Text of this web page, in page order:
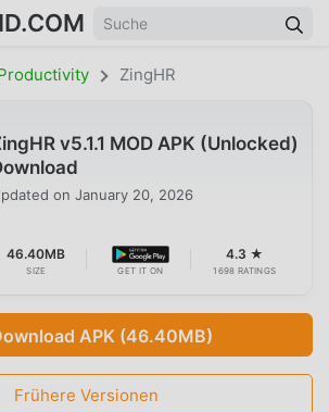
ZingHR
v5.1.1 MOD APK (Unlocked)
on January 20, 2026
46.40MB
SIZE GET IT ON
4.3 ★
1698 RATINGS
APK (46.40MB)
Frühere Versionen